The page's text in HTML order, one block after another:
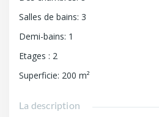
Salles de bains: 3
Demi-bains: 1
Etages : 2
Superficie: 200 m²
La description